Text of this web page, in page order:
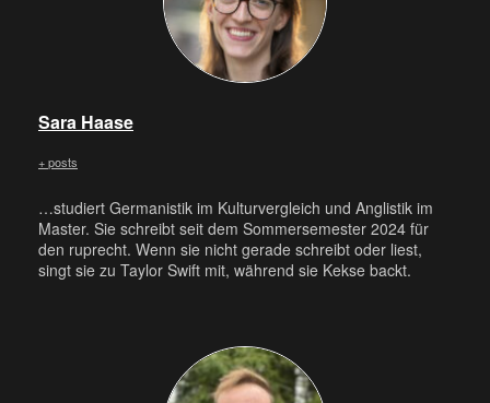
Sara Haase
+ posts
…studiert Germanistik im Kulturvergleich und Anglistik im
Master. Sie schreibt seit dem Sommersemester 2024 für
den ruprecht. Wenn sie nicht gerade schreibt oder liest,
singt sie zu Taylor Swift mit, während sie Kekse backt.